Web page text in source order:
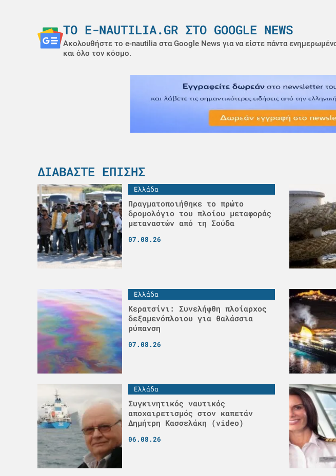
ΤΟ E-NAUTILIA.GR ΣΤΟ GOOGLE NEWS
Ακολουθήστε το e-nautilia στα Google News για να είστε πάντα
και όλο τον κόσμο.
ΔΙΑΒΆΣΤΕ ΕΠΊΣΗΣ
Ελλάδα
Πραγματοποιήθηκε το πρώτο
δρομολόγιο του πλοίου μεταφοράς
μεταναστών από τη Σούδα
07.08.26
Ελλάδα
Κερατσίνι: Συνελήφθη πλοίαρχος
δεξαμενόπλοιου για θαλάσσια
ρύπανση
07.08.26
Ελλάδα
Συγκινητικός ναυτικός
αποχαιρετισμός στον καπετάν
Δημήτρη Κασσελάκη (video)
06.08.26